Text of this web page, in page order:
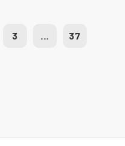
3 ... 37